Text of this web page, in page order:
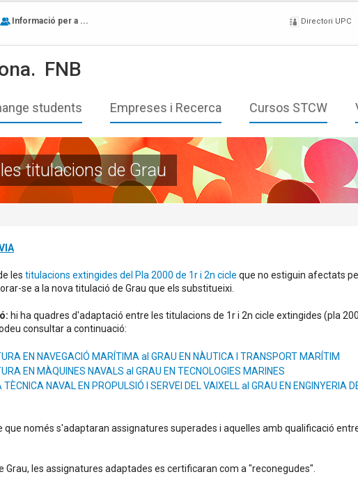
Directori UPC
Informació per a ...
FNB
students Empreses i Recerca Cursos STCW
titulacions de Grau
les titulacions extingides del Pla 2000 de 1r i 2n cicle que no estiguin afectats
se a la nova titulació de Grau que els substitueixi.
hi ha quadres d'adaptació entre les titulacions de 1r i 2n cicle extingides (pla
consultar a continuació:
EN NAVEGACIÓ MARÍTIMA al GRAU EN NÀUTICA I TRANSPORT MARÍTIM
EN MÀQUINES NAVALS al GRAU EN TECNOLOGIES MARINES
TÈCNICA NAVAL EN PROPULSIÓ I SERVEI DEL VAIXELL al GRAU EN ENGINYERIA
que només s'adaptaran assignatures superades i aquelles amb qualificació
Grau, les assignatures adaptades es certificaran com a "reconegudes".